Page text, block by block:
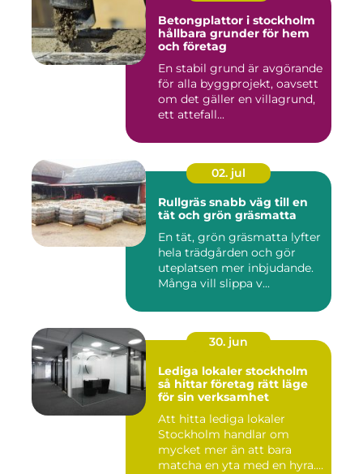
Betongplattor i stockholm
hållbara grunder för hem
och företag
En stabil grund är avgörande
för alla byggprojekt, oavsett
om det gäller en villagrund,
ett attefall...
02. jul
Rullgräs snabb väg till en
tät och grön gräsmatta
En tät, grön gräsmatta lyfter
hela trädgården och gör
uteplatsen mer inbjudande.
Många vill slippa v...
30. jun
Lediga lokaler stockholm
så hittar företag rätt läge
för sin verksamhet
Att hitta lediga lokaler
Stockholm handlar om
mycket mer än att bara
matcha en yta med en hyra.